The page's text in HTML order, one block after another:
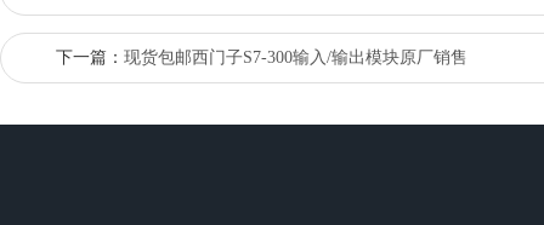
下一篇： 现货包邮西门子S7-300输入/输出模块原厂销售